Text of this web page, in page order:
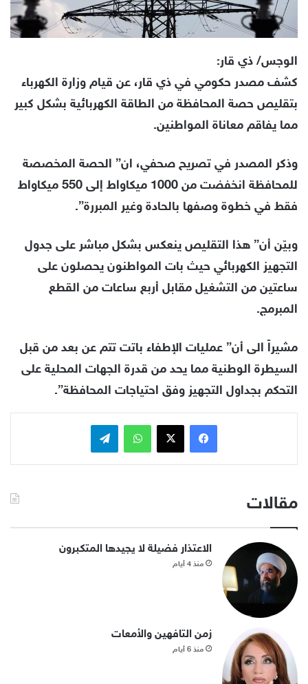
الوجس/ ذي قار:
كشف مصدر حكومي في ذي قار، عن قيام وزارة الكهرباء
بتقليص حصة المحافظة من الطاقة الكهربائية بشكل كبير
مما يفاقم معاناة المواطنين.
وذكر المصدر في تصريح صحفي، ان” الحصة المخصصة
للمحافظة انخفضت من 1000 ميكاواط إلى 550 ميكاواط
فقط في خطوة وصفها بالحادة وغير المبررة”.
وبيّن أن” هذا التقليص ينعكس بشكل مباشر على جدول
التجهيز الكهربائي حيث بات المواطنون يحصلون على
ساعتين من التشغيل مقابل أربع ساعات من القطع
المبرمج.
مشيراً الى أن” عمليات الإطفاء باتت تتم عن بعد من قبل
السيطرة الوطنية مما يحد من قدرة الجهات المحلية على
التحكم بجداول التجهيز وفق احتياجات المحافظة”.
فيسبوكx واتساب تيلقرام
مقالات
الاعتذار فضيلة لا يجيدها المتكبرون
منذ 4 أيام
زمن التافهين والأمعات
منذ 6 أيام